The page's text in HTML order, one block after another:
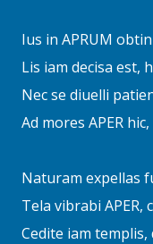
Ius in APRUM
Lis iam decisa est,
Nec se diuelli
Ad mores APER
Naturam expellas
Tela vibrabi APER,
Cedite iam